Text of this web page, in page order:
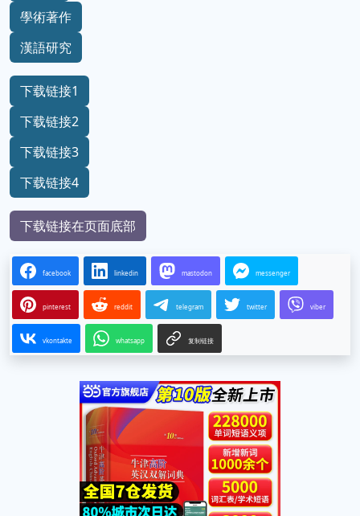
學術著作
漢語研究
下载链接1
下载链接2
下载链接3
下载链接4
下载链接在页面底部
facebook linkedin mastodon messenger
pinterest reddit telegram twitter viber
vkontakte whatsapp 复制链接